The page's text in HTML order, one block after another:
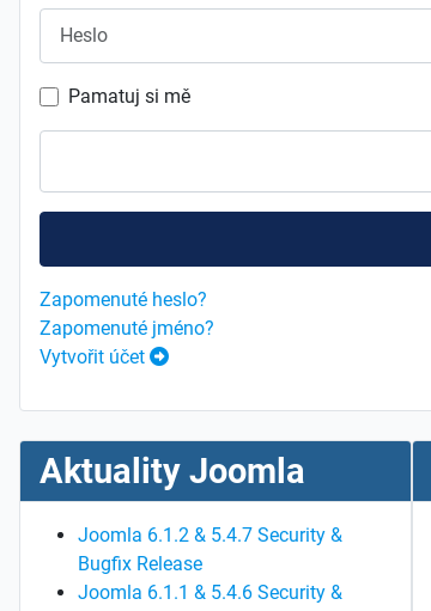
Pamatuj si mě
Zapomenuté heslo?
Zapomenuté jméno?
Vytvořit účet
Aktuality Joomla
Joomla 6.1.2 & 5.4.7 Security &
Bugfix Release
Joomla 6.1.1 & 5.4.6 Security &